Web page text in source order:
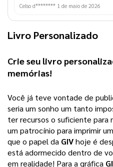
Celso d******** 1 de maio de 2026
Livro Personalizado
Crie seu livro
memórias!
Você já teve vontade de
seria um sonho um tanto
ter recursos o suficiente para
um patrocínio para imprimir
que o papel da GIVhoje é
está adormecido dentro de
em realidade! Para a gráfica